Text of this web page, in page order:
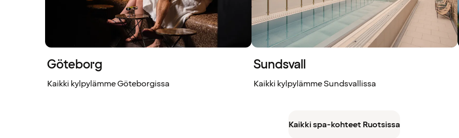
Göteborg
Kaikki kylpylämme Göteborgissa
Sundsvall
Kaikki kylpylämme Sundsvallissa
Kaikki spa-kohteet Ruotsissa